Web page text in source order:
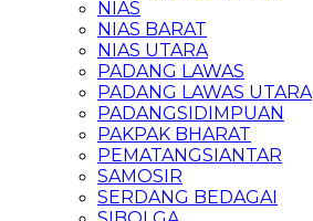
NIAS
NIAS BARAT
NIAS UTARA
PADANG LAWAS
PADANG LAWAS UTARA
PADANGSIDIMPUAN
PAKPAK BHARAT
PEMATANGSIANTAR
SAMOSIR
SERDANG BEDAGAI